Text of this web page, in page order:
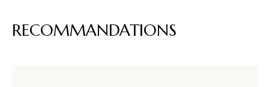
RECOMMANDATIONS